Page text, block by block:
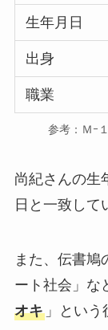
生年月日
出身
職業
参考：Ｍｰ
尚紀さんの生
日と一致して
また、伝書鳩
ート社会」な
オキ」という